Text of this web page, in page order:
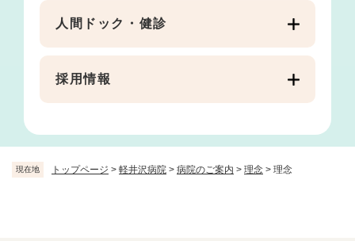
現在地 トップページ > 軽井沢病院 > 病院のご案内 > 理念 > 理念
人間ドック・健診
採用情報